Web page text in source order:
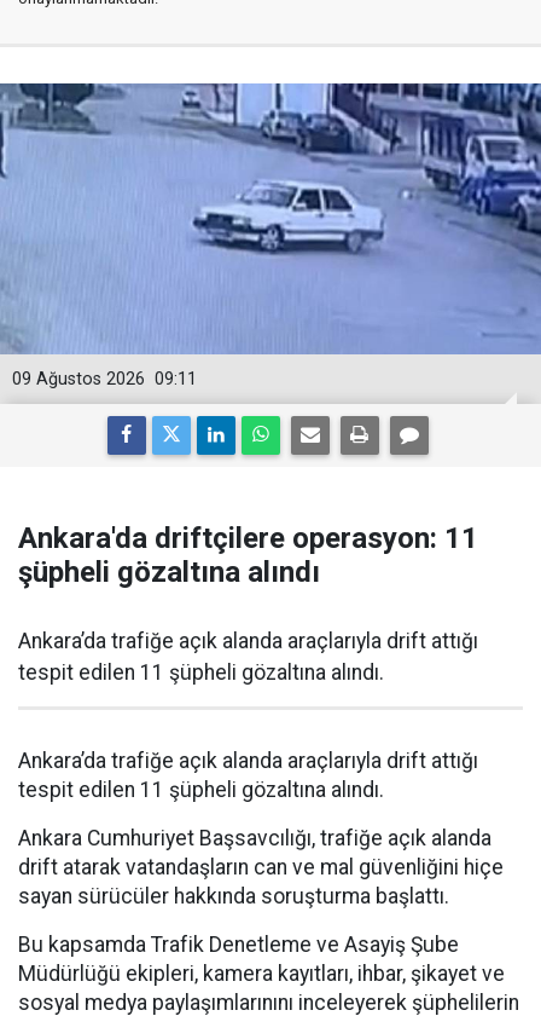
09:11
09 Ağustos 2026
Ankara'da driftçilere operasyon: 11
şüpheli gözaltına alındı
Ankara’da trafiğe açık alanda araçlarıyla drift attığı
tespit edilen 11 şüpheli gözaltına alındı.
Ankara’da trafiğe açık alanda araçlarıyla drift attığı
tespit edilen 11 şüpheli gözaltına alındı.
Ankara Cumhuriyet Başsavcılığı, trafiğe açık alanda
drift atarak vatandaşların can ve mal güvenliğini hiçe
sayan sürücüler hakkında soruşturma başlattı.
Bu kapsamda Trafik Denetleme ve Asayiş Şube
Müdürlüğü ekipleri, kamera kayıtları, ihbar, şikayet ve
sosyal medya paylaşımlarınını inceleyerek şüphelilerin